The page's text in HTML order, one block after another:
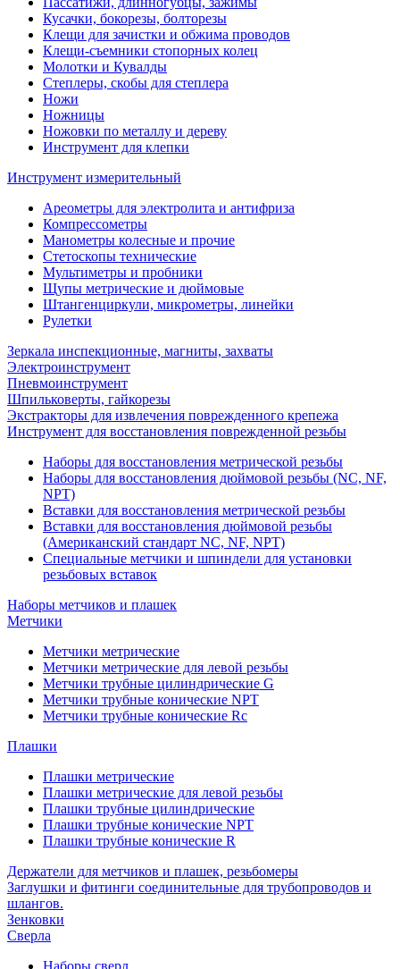
Кусачки, бокорезы, болторезы
Клещи для зачистки и обжима проводов
Клещи-съемники стопорных колец
Молотки и Кувалды
Степлеры, скобы для степлера
Ножи
Ножницы
Ножовки по металлу и дереву
Инструмент для клепки
Инструмент измерительный
Ареометры для электролита и антифриза
Компрессометры
Манометры колесные и прочие
Стетоскопы технические
Мультиметры и пробники
Щупы метрические и дюймовые
Штангенциркули, микрометры, линейки
Рулетки
Зеркала инспекционные, магниты, захваты
Электроинструмент
Пневмоинструмент
Шпильковерты, гайкорезы
Экстракторы для извлечения поврежденного крепежа
Инструмент для восстановления поврежденной резьбы
Наборы для восстановления метрической резьбы
Наборы для восстановления дюймовой резьбы (NC, NF,
NPT)
Вставки для восстановления метрической резьбы
Вставки для восстановления дюймовой резьбы
(Американский стандарт NC, NF, NPT)
Специальные метчики и шпиндели для установки
резьбовых вставок
Наборы метчиков и плашек
Метчики
Метчики метрические
Метчики метрические для левой резьбы
Метчики трубные цилиндрические G
Метчики трубные конические NPT
Метчики трубные конические Rc
Плашки
Плашки метрические
Плашки метрические для левой резьбы
Плашки трубные цилиндрические
Плашки трубные конические NPT
Плашки трубные конические R
Держатели для метчиков и плашек, резьбомеры
Заглушки и фитинги соединительные для трубопроводов и
шлангов.
Зенковки
Сверла